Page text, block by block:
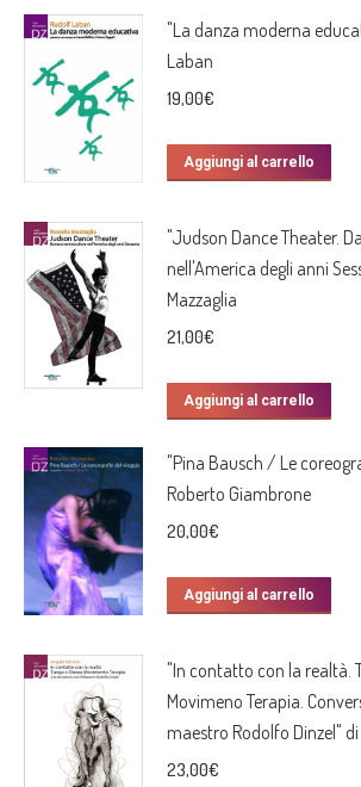
"La danza moderna
Laban
19,00€
Aggiungi al carrello
"Judson Dance Theater.
nell'America degli anni
Mazzaglia
21,00€
Aggiungi al carrello
"Pina Bausch / Le
Roberto Giambrone
20,00€
Aggiungi al carrello
"In contatto con la realtà.
Movimeno Terapia.
maestro Rodolfo Dinzel"
23,00€